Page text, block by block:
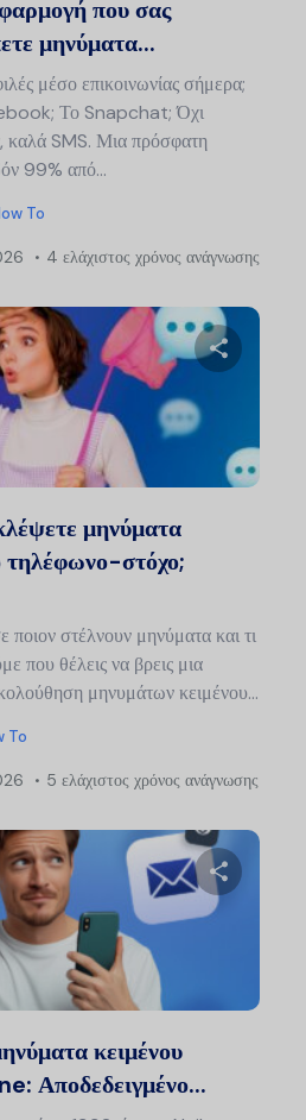
που σας
μηνύματα...
μέσο επικοινωνίας σήμερα;
Το Snapchat; Όχι
καλά SMS. Μια πρόσφατη
99% από...
To
4 ελάχιστος χρόνος ανάγνωσης
μηνύματα
τηλέφωνο-στόχο;
ποιον στέλνουν μηνύματα και τι
που θέλεις να βρεις μια
μηνυμάτων κειμένου...
To
5 ελάχιστος χρόνος ανάγνωσης
κειμένου
Αποδεδειγμένο...